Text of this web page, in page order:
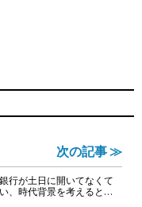
次の記事 ≫
行が土日に開いてなくて
、時代背景を考えると…